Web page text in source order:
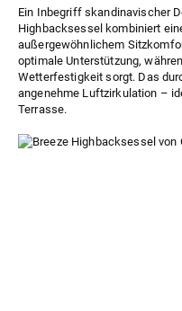
Ein Inbegriff skandinavischer
Highbacksessel kombiniert
außergewöhnlichem
optimale Unterstützung,
Wetterfestigkeit sorgt. Das
angenehme Luftzirkulation –
Terrasse.